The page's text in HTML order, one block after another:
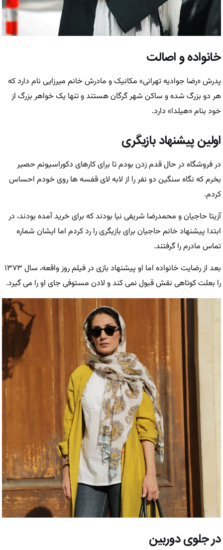
خانواده و اصالت
پدرش «رضا جوادیه تهرانی» مکانیک و مادرش خانم میرزایی نام دارد که
هر دو بزرگ شده و ساکن شهر گرگان هستند و تنها یک خواهر بزرگ از
خود بنام «هیلدا» دارد.
اولین پیشنهاد بازیگری
در فروشگاه در حال قدم زدن بودم تا برای کارهای دکوراسیونم حصیر
بخرم که نگاه سنگین دو نفر را از لابه لای قفسه ها روی خودم احساس
کردم.
آزیتا حاجیان و محمدرضا شریفی نیا بودند که برای خرید آمده بودند، در
ابتدا پیشنهاد خانم حاجیان برای بازیگری را رد کردم اما ایشان شماره
تماس مادرم را گرفتند.
بعد از رضایت خانواده اما او پیشنهاد بازی در فیلم روز واقعه، سال ۱۳۷۳
را بعلت کوتاهی نقش قبول نمی کند و لادن مستوفی جای او را می گیرد.
در جلوی دوربین